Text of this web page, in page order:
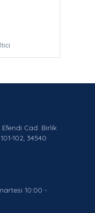
Efendi Cad. Birlik
102, 34540
10:00 -